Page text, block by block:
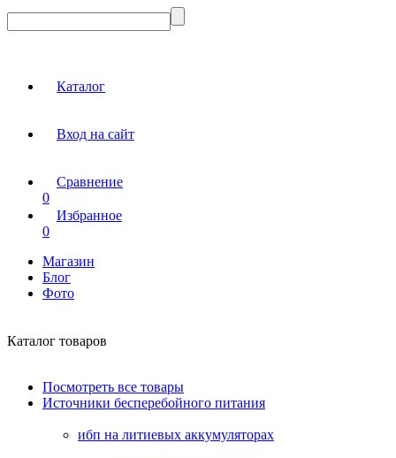
Каталог
Вход на сайт
Сравнение
0
Избранное
0
Магазин
Блог
Фото
Каталог товаров
Посмотреть все товары
Источники бесперебойного питания
ибп на литиевых аккумуляторах